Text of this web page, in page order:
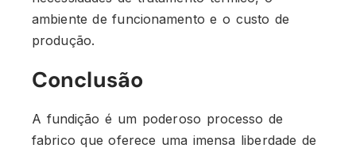
ambiente de funcionamento e o custo de
produção.
Conclusão
A fundição é um poderoso processo de
fabrico que oferece uma imensa liberdade de